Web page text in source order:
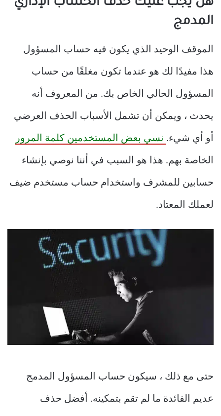
هل يجب عليك حذف الحساب الإداري
المدمج
الموقف الوحيد الذي يكون فيه حساب المسؤول
هذا مفيدًا لك هو عندما تكون مغلقًا من حساب
المسؤول الحالي الخاص بك. من المعروف أنه
يحدث ، ويمكن أن تشمل الأسباب الحذف العرضي
أو أي شيء. نسي بعض المستخدمين كلمة المرور
الخاصة بهم. هذا هو السبب في أننا نوصي بإنشاء
حسابين للمشرف واستخدام حساب مستخدم ضيف
لعملك المعتاد.
حتى مع ذلك ، سيكون حساب المسؤول المدمج
عديم الفائدة ما لم تقم بتمكينه. أفضل حذف